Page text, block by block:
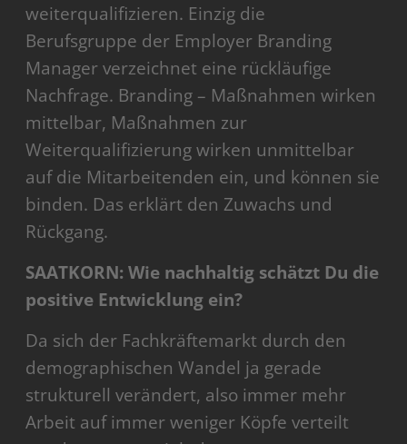
weiterqualifizieren. Einzig die
Berufsgruppe der Employer Branding
Manager verzeichnet eine rückläufige
Nachfrage. Branding – Maßnahmen wirken
mittelbar, Maßnahmen zur
Weiterqualifizierung wirken unmittelbar
auf die Mitarbeitenden ein, und können sie
binden. Das erklärt den Zuwachs und
Rückgang.
SAATKORN: Wie nachhaltig schätzt Du die
positive Entwicklung ein?
Da sich der Fachkräftemarkt durch den
demographischen Wandel ja gerade
strukturell verändert, also immer mehr
Arbeit auf immer weniger Köpfe verteilt